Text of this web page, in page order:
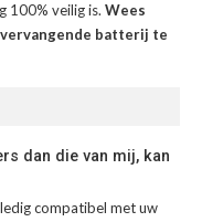
100% veilig is. Wees
vervangende batterij te
dan die van mij, kan
compatibel met uw